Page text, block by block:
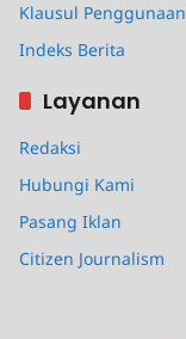
Klausul Penggunaan
Indeks Berita
Layanan
Redaksi
Hubungi Kami
Pasang Iklan
Citizen Journalism